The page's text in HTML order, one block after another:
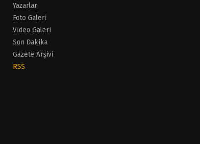
Yazarlar
Foto Galeri
Video Galeri
Son Dakika
Gazete Arşivi
RSS